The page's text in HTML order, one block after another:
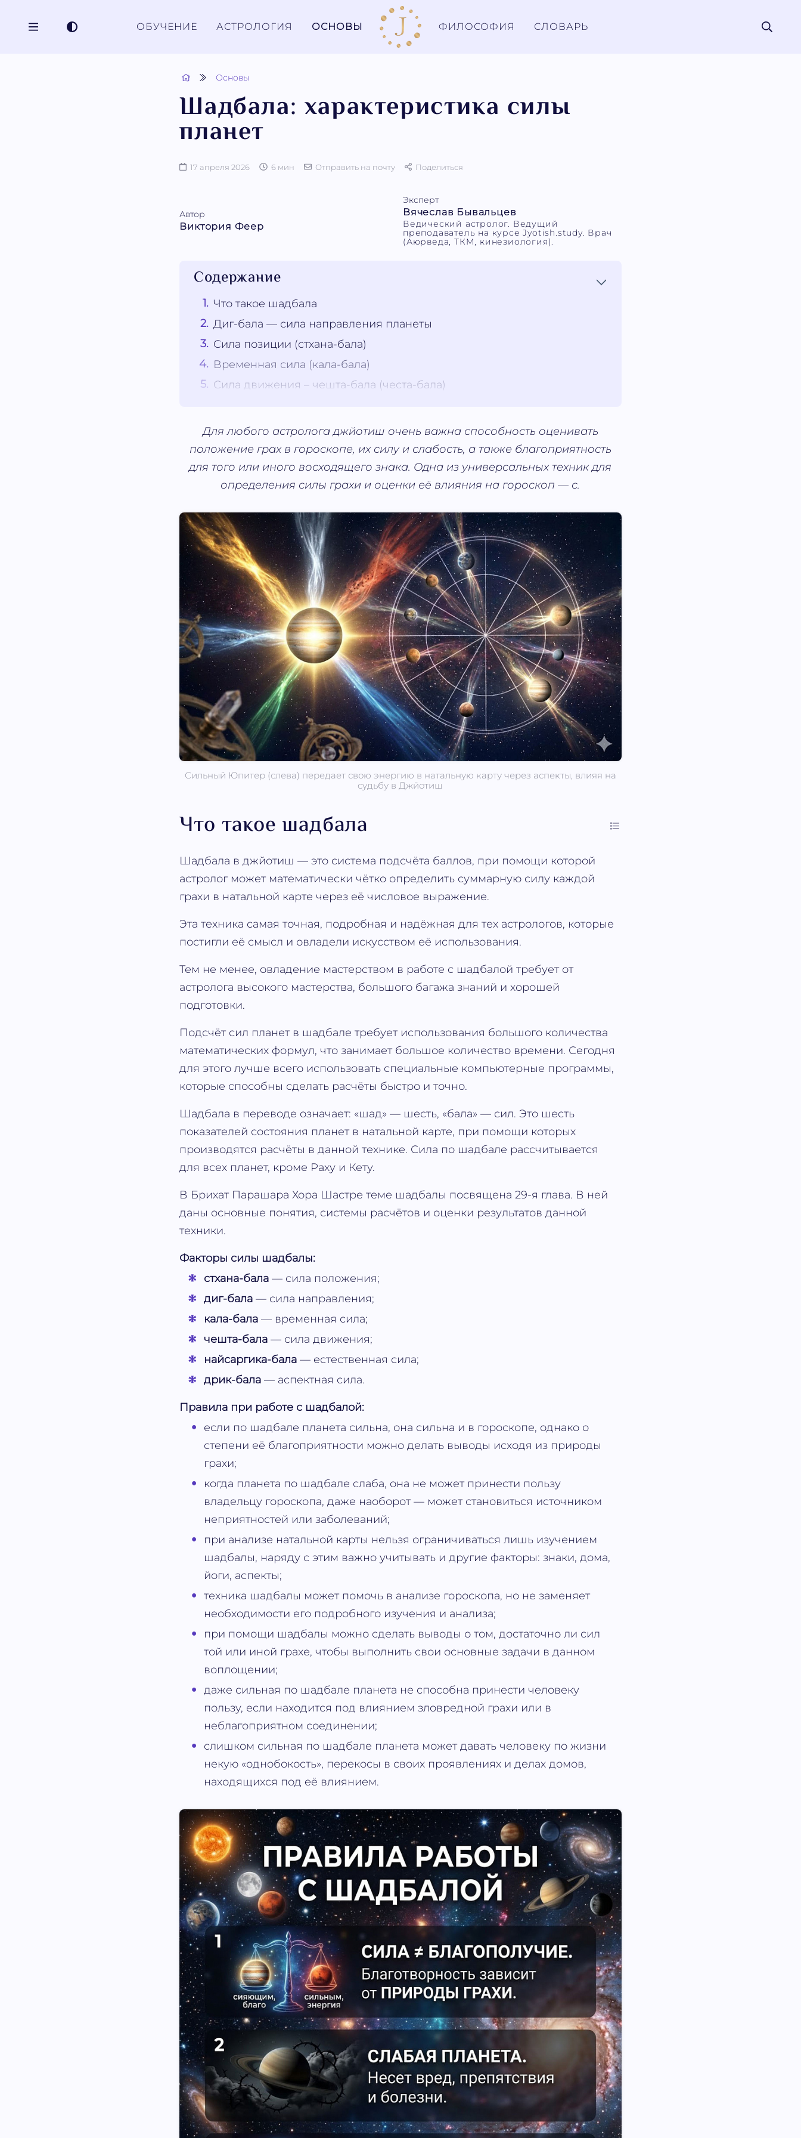
ОБУЧЕНИЕ АСТРОЛОГИЯ ОСНОВЫ ФИЛОСОФИЯ СЛОВАРЬ
Основы
Шадбала: характеристика силы
планет
17 апреля 2026 6 мин Отправить на почту Поделиться
Автор
Виктория Феер
Эксперт
Вячеслав Бывальцев
Ведический астролог. Ведущий
преподаватель на курсе Jyotish.study. Врач
(Аюрведа, ТКМ, кинезиология).
Содержание
Что такое шадбала
Диг-бала — сила направления планеты
Сила позиции (стхана-бала)
Временная сила (кала-бала)
Сила движения – чешта-бала (честа-бала)
Для любого астролога джйотиш очень важна способность оценивать
положение грах в гороскопе, их силу и слабость, а также благоприятность
для того или иного восходящего знака. Одна из универсальных техник для
определения силы грахи и оценки её влияния на гороскоп — с.
Сильный Юпитер (слева) передает свою энергию в натальную карту через аспекты, влияя на
судьбу в Джйотиш
Что такое шадбала
Шадбала в джйотиш — это система подсчёта баллов, при помощи которой
астролог может математически чётко определить суммарную силу каждой
грахи в натальной карте через её числовое выражение.
Эта техника самая точная, подробная и надёжная для тех астрологов, которые
постигли её смысл и овладели искусством её использования.
Тем не менее, овладение мастерством в работе с шадбалой требует от
астролога высокого мастерства, большого багажа знаний и хорошей
подготовки.
Подсчёт сил планет в шадбале требует использования большого количества
математических формул, что занимает большое количество времени. Сегодня
для этого лучше всего использовать специальные компьютерные программы,
которые способны сделать расчёты быстро и точно.
Шадбала в переводе означает: «шад» — шесть, «бала» — сил. Это шесть
показателей состояния планет в натальной карте, при помощи которых
производятся расчёты в данной технике. Сила по шадбале рассчитывается
для всех планет, кроме Раху и Кету.
В Брихат Парашара Хора Шастре теме шадбалы посвящена 29-я глава. В ней
даны основные понятия, системы расчётов и оценки результатов данной
техники.
Факторы силы шадбалы:
стхана-бала— сила положения;
диг-бала— сила направления;
кала-бала— временная сила;
чешта-бала— сила движения;
найсаргика-бала— естественная сила;
дрик-бала— аспектная сила.
Правила при работе с шадбалой:
если по шадбале планета сильна, она сильна и в гороскопе, однако о
степени её благоприятности можно делать выводы исходя из природы
грахи;
когда планета по шадбале слаба, она не может принести пользу
владельцу гороскопа, даже наоборот — может становиться источником
неприятностей или заболеваний;
при анализе натальной карты нельзя ограничиваться лишь изучением
шадбалы, наряду с этим важно учитывать и другие факторы: знаки, дома,
йоги, аспекты;
техника шадбалы может помочь в анализе гороскопа, но не заменяет
необходимости его подробного изучения и анализа;
при помощи шадбалы можно сделать выводы о том, достаточно ли сил
той или иной грахе, чтобы выполнить свои основные задачи в данном
воплощении;
даже сильная по шадбале планета не способна принести человеку
пользу, если находится под влиянием зловредной грахи или в
неблагоприятном соединении;
слишком сильная по шадбале планета может давать человеку по жизни
некую «однобокость», перекосы в своих проявлениях и делах домов,
находящихся под её влиянием.